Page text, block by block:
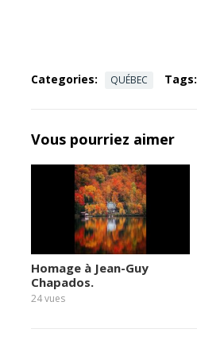
Categories: QUÉBEC Tags:
Vous pourriez aimer
Homage à Jean-Guy
Chapados.
24vues